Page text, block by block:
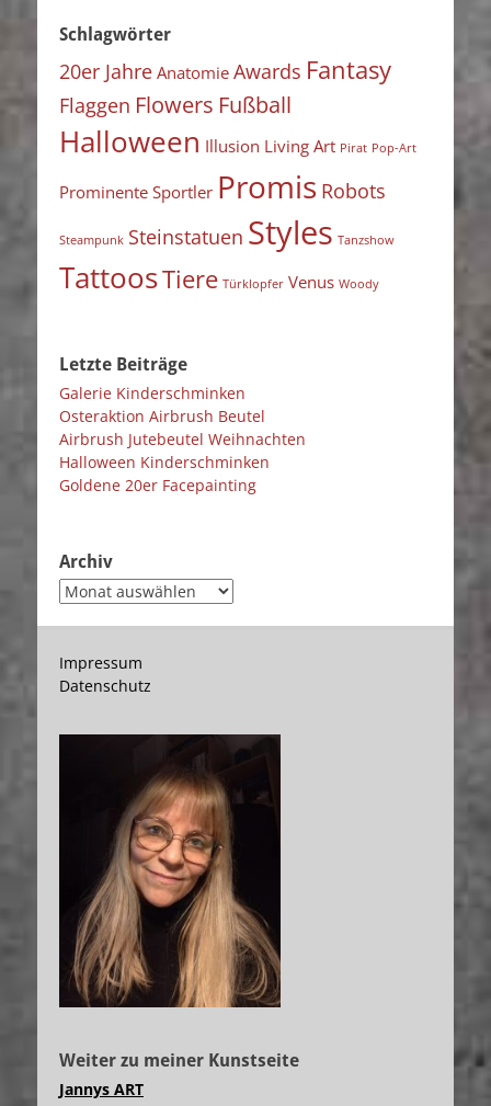
Schlagwörter
20er Jahre Anatomie Awards Fantasy
Flaggen Flowers Fußball
Halloween Illusion Living Art Pirat Pop-Art
Prominente Sportler Promis Robots
Steampunk Steinstatuen Styles Tanzshow
TattoosTiere Türklopfer Venus Woody
Letzte Beiträge
Galerie Kinderschminken
Osteraktion Airbrush Beutel
Airbrush Jutebeutel Weihnachten
Halloween Kinderschminken
Goldene 20er Facepainting
Archiv
Archiv
Impressum
Datenschutz
Weiter zu meiner Kunstseite
Jannys ART